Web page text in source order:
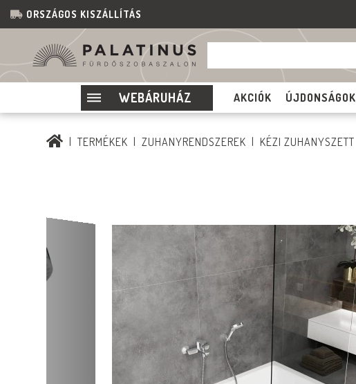
ORSZÁGOS KISZÁLLÍTÁS
WEBÁRUHÁZ AKCIÓK ÚJDONSÁGOK
TERMÉKEK ZUHANYRENDSZEREK KÉZI ZUHANYSZETT